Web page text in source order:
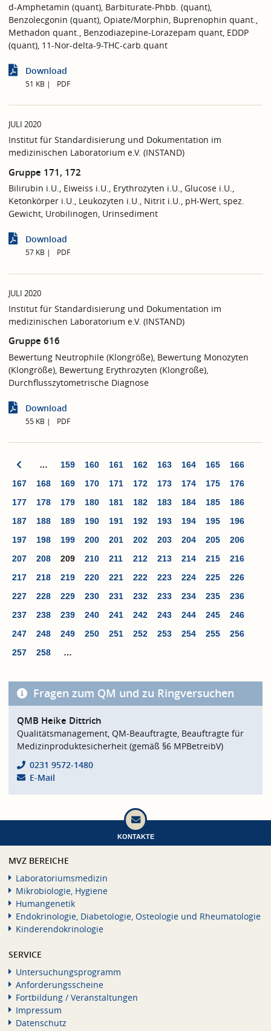
d-Amphetamin (quant), Barbiturate-Phbb. (quant),
Benzolecgonin (quant), Opiate/Morphin, Buprenophin quant.,
Methadon quant., Benzodiazepine-Lorazepam quant, EDDP
(quant), 11-Nor-delta-9-THC-carb.quant
Download
51 KB PDF
JULI 2020
Institut für Standardisierung und Dokumentation im
medizinischen Laboratorium e.V. (INSTAND)
Gruppe 171, 172
Bilirubin i.U., Eiweiss i.U., Erythrozyten i.U., Glucose i.U.,
Ketonkörper i.U., Leukozyten i.U., Nitrit i.U., pH-Wert, spez.
Gewicht, Urobilinogen, Urinsediment
Download
57 KB PDF
JULI 2020
Institut für Standardisierung und Dokumentation im
medizinischen Laboratorium e.V. (INSTAND)
Gruppe 616
Bewertung Neutrophile (Klongröße), Bewertung Monozyten
(Klongröße), Bewertung Erythrozyten (Klongröße),
Durchflusszytometrische Diagnose
Download
55 KB PDF
… 159 160 161 162 163 164 165
166
167
168 169 170 171 172 173 174 175
176
177
178 179 180 181 182 183 184 185
186
187
188 189 190 191 192 193 194 195
196
197
198 199 200 201 202 203 204 205
206
207
208 209 210 211 212 213 214 215
216
217
218 219 220 221 222 223 224 225
226
227
228 229 230 231 232 233 234 235
236
237
238 239 240 241 242 243 244 245
246
247
248 249 250 251 252 253 254 255
256
257
258 …
Fragen zum QM und zu Ringversuchen
QMB Heike Dittrich
Qualitätsmanagement, QM-Beauftragte, Beauftragte für
Medizinproduktesicherheit (gemäß §6 MPBetreibV)
0231 9572-1480
E-Mail
KONTAKTE
MVZ BEREICHE
Laboratoriumsmedizin
Mikrobiologie, Hygiene
Humangenetik
Endokrinologie, Diabetologie, Osteologie und Rheumatologie
Kinderendokrinologie
SERVICE
Untersuchungsprogramm
Anforderungsscheine
Fortbildung / Veranstaltungen
Impressum
Datenschutz